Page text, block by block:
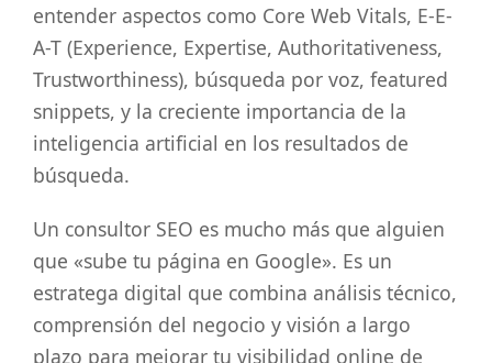
entender aspectos como Core Web Vitals, E-E-
A-T (Experience, Expertise, Authoritativeness,
Trustworthiness), búsqueda por voz, featured
snippets, y la creciente importancia de la
inteligencia artificial en los resultados de
búsqueda.
Un consultor SEO es mucho más que alguien
que «sube tu página en Google». Es un
estratega digital que combina análisis técnico,
comprensión del negocio y visión a largo
plazo para mejorar tu visibilidad online de